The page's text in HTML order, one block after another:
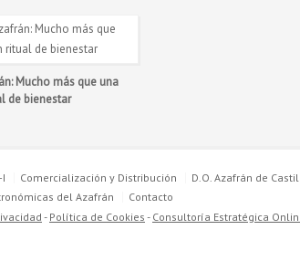
Mucho más que una
de bienestar
Comercialización y Distribución D.O. Azafrán de
del Azafrán
Contacto
- Política de Cookies - Consultoría Estratégica